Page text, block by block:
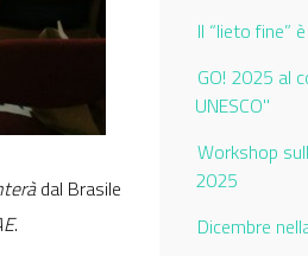
dal Brasile
.
Il “lieto fine”
GO! 2025 al
UNESCO"
Workshop
2025
Dicembre